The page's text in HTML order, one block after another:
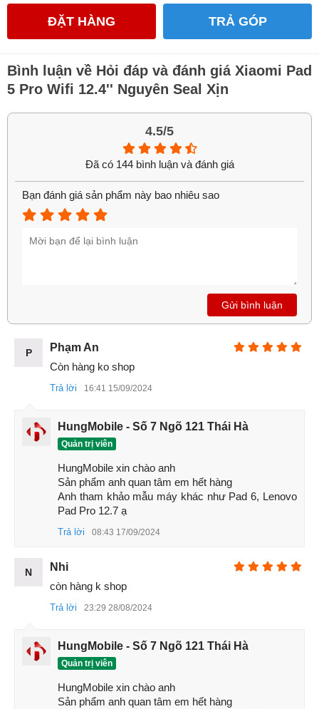
Xiaomi Pad 5 Pro 12.4 là một sản phẩm đáng chú ý với màn
hình lớn, hiệu năng cao, pin trâu. Bên cạnh đó, Pad 5 Pro
thời điểm hiện tại, Xiaomi Pad 5 Pro 12.4 vẫn là chiếc máy
tính bảng có kích thước lớn nhất của Xiaomi. Bạn có thể
tham khảo thông số máy dưới đây:
Màn hình: 12,4 inch,IPS LCD,
Độ phân giải: 1600 x 2560 pixel
Bộ xử lý: Qualcomm SM8250-ACSnapdragon 870
( 7nm )
RAM/ROM: RAM 6 GB 128 GB, RAM 8 GB 256 GB,
PDAF
Pin, sạc: 10000 mAh, 67W
Đánh giá Xiaomi Pad 5 Pro 12.4
Xiaomi Pad 5 Pro 12.4 có thiết kế khác biệt so với các đối
thủ cùng loại. Máy có kích thước 285 x 185,2 x 6,7 mm và
hơn rất nhiều nên người dùng không thể sử dụng bằng một
tay. Xiaomi Pad 5 Pro 12.4 được hoàn thiện bằng chất liệu
nhôm nguyên khối cứng cáp và cũng rất sang trọng.
ĐẶT HÀNG TRẢ GÓP
Bình luận về Hỏi đáp và đánh giá Xiaomi Pad
5 Pro Wifi 12.4'' Nguyên Seal Xịn
4.5/5
Đã có 144 bình luận và đánh giá
Bạn đánh giá sản phẩm này bao nhiêu sao
Gửi bình luận
P
Phạm An
Còn hàng ko shop
Trả lời 16:41 15/09/2024
HungMobile - Số 7 Ngõ 121 Thái Hà
Quản trị viên
HungMobile xin chào anh
Sản phẩm anh quan tâm em hết hàng
Anh tham khảo mẫu máy khác như Pad 6, Lenovo
Pad Pro 12.7 ạ
Trả lời 08:43 17/09/2024
N
Nhi
còn hàng k shop
Trả lời 23:29 28/08/2024
HungMobile - Số 7 Ngõ 121 Thái Hà
Quản trị viên
HungMobile xin chào anh
Sản phẩm anh quan tâm em hết hàng